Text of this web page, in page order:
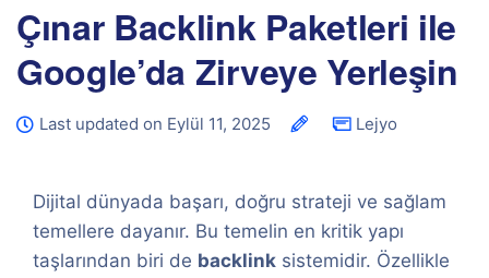
Çınar Backlink Paketleri ile
Google’da Zirveye Yerleşin
Last updated on Eylül 11, 2025 Lejyo
Dijital dünyada başarı, doğru strateji ve sağlam
temellere dayanır. Bu temelin en kritik yapı
taşlarından biri de backlink sistemidir. Özellikle